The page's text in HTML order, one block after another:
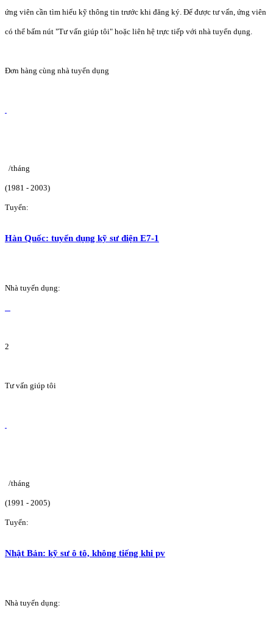
ứng viên cần tìm hiểu kỹ thông tin trước khi đăng ký. Để được tư vấn, ứng viên
có thể bấm nút "Tư vấn giúp tôi" hoặc liên hệ trực tiếp với nhà tuyển dụng.
Đơn hàng cùng nhà tuyển dụng
/tháng
(1981 - 2003)
Tuyển:
Hàn Quốc: tuyển dụng kỹ sư điện E7-1
Nhà tuyển dụng:
2
Tư vấn giúp tôi
/tháng
(1991 - 2005)
Tuyển:
Nhật Bản: kỹ sư ô tô, không tiếng khi pv
Nhà tuyển dụng: